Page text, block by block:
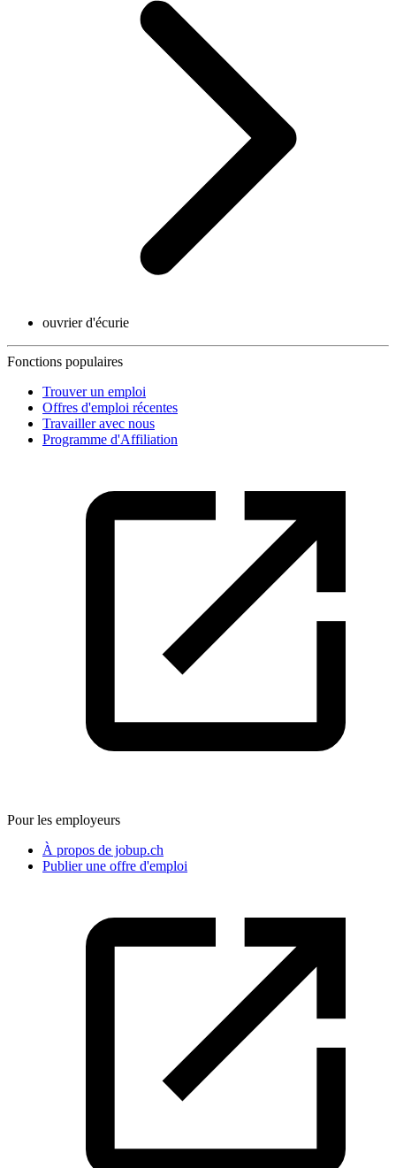
ouvrier d'écurie
Fonctions populaires
Trouver un emploi
Offres d'emploi récentes
Travailler avec nous
Programme d'Affiliation
Pour les employeurs
À propos de jobup.ch
Publier une offre d'emploi